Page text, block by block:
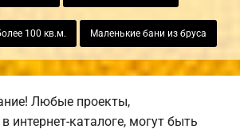
100 кв.м. Маленькие бани из бруса
Любые проекты,
интернет-каталоге, могут быть